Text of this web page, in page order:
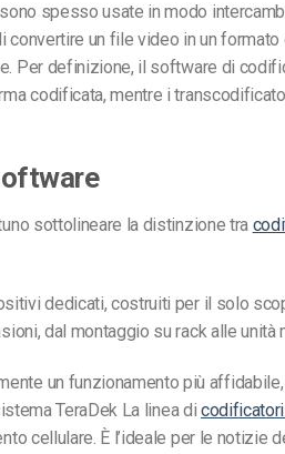
spesso usate in modo
un file video in un formato
Per definizione, il software di
codificata, mentre i
sottolineare la distinzione tra
dedicati, costruiti per il solo
dal montaggio su rack alle unità
un funzionamento più
TeraDek La linea di
cellulare. È l’ideale per le notizie